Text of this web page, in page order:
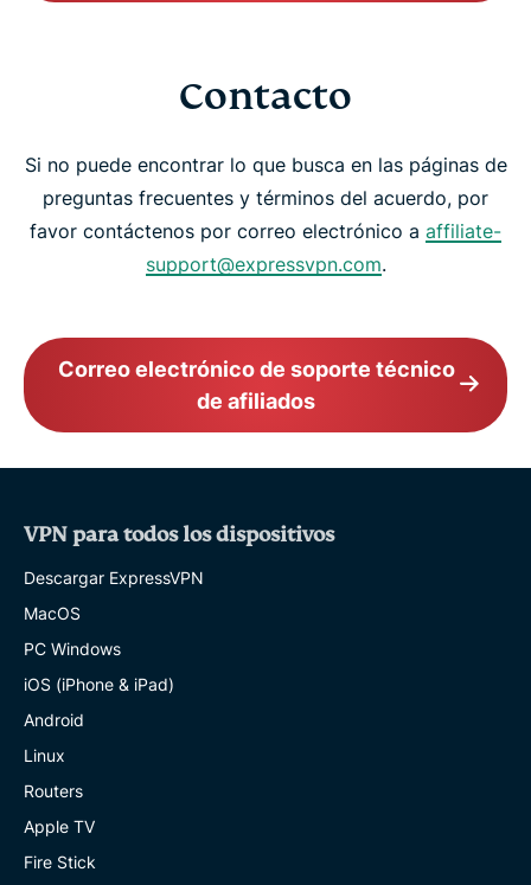
Contacto
Si no puede encontrar lo que busca en las páginas de
preguntas frecuentes y términos del acuerdo, por
favor contáctenos por correo electrónico a affiliate-
support@expressvpn.com.
Correo electrónico de soporte técnico
de afiliados
VPN para todos los dispositivos
Descargar ExpressVPN
MacOS
PC Windows
iOS (iPhone & iPad)
Android
Linux
Routers
Apple TV
Fire Stick